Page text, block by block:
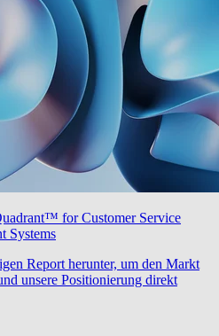
for Customer Service
Systems
Report herunter, um den Markt
unsere Positionierung direkt